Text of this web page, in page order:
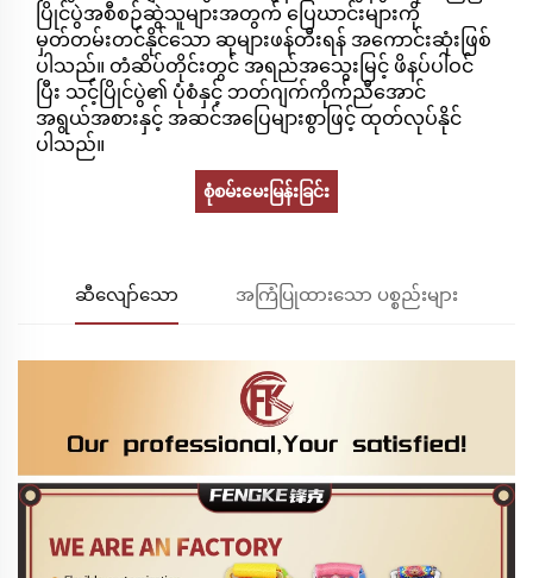
ပြိုင်ပွဲအစီစဉ်ဆွဲသူများအတွက် ပြေဃာင်းများကို
မှတ်တမ်းတင်နိုင်သော ဆုများဖန်တီးရန် အကောင်းဆုံးဖြစ်
ပါသည်။ တံဆိပ်တိုင်းတွင် အရည်အသွေးမြင့် ဖိနပ်ပါဝင်
ပြီး သင့်ပြိုင်ပွဲ၏ ပုံစံနှင့် ဘတ်ဂျက်ကိုက်ညီအောင်
အရွယ်အစားနှင့် အဆင်အပြေများစွာဖြင့် ထုတ်လုပ်နိုင်
ပါသည်။
စုံစမ်းမေးမြန်းခြင်း
ဆီလျော်သော အကြံပြုထားသော ပစ္စည်းများ